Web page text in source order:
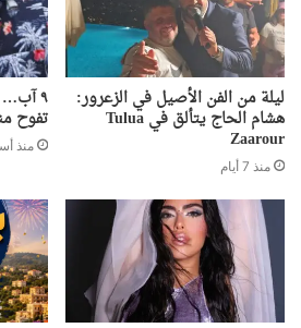
ليلة من الفن الأصيل في الزعرور:
هشام الحاج يتألق في Tulua
Zaarour
منذ 7 أيام
٩
تفوح
منذ